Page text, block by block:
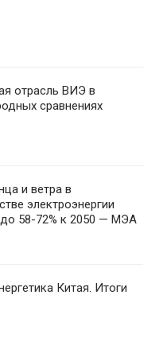
отрасль ВИЭ в
сравнениях
и ветра в
электроэнергии
58-72% к 2050 — МЭА
Китая. Итоги